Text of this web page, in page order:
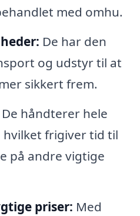
med omhu.
De har den
og udstyr til at
sikkert frem.
De håndterer hele
frigiver tid til
på andre vigtige
priser: Med